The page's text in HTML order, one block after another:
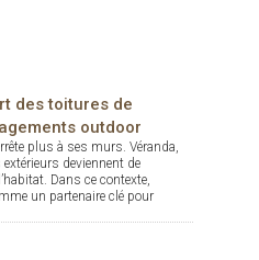
des toitures de
outdoor
plus à ses murs. Véranda,
deviennent de
Dans ce contexte,
un partenaire clé pour